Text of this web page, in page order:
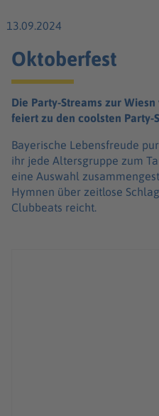
13.09.2024
Oktoberfest
Die Party-Streams zur Wiesn
feiert zu den coolsten Party-
Bayerische Lebensfreude
ihr jede Altersgruppe zum
eine Auswahl
Hymnen über zeitlose
Clubbeats reicht.